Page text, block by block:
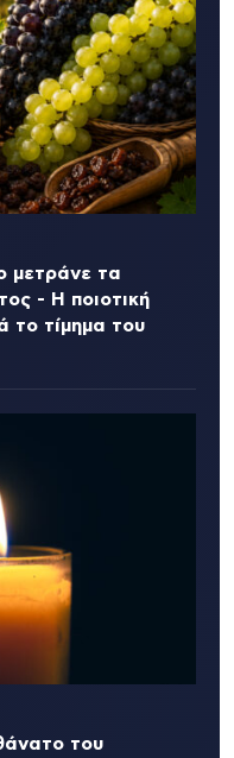
μετράνε τα
- Η ποιοτική
το τίμημα του
του